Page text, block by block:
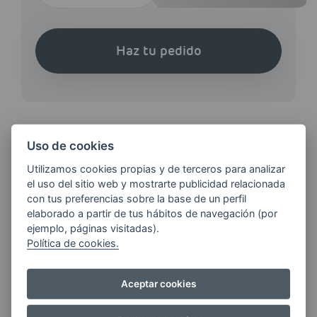
Haz tu pedido
¿QUIERES ESTAR AL DÍA DE
LAS
ÚLTIMAS NOVEDADES?
E-MAIL
Quiero recibir las últimas novedades de AVIA
Uso de cookies
Utilizamos cookies propias y de terceros para analizar
el uso del sitio web y mostrarte publicidad relacionada
con tus preferencias sobre la base de un perfil
elaborado a partir de tus hábitos de navegación (por
ejemplo, páginas visitadas).
Política de cookies.
Aceptar cookies